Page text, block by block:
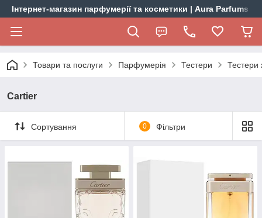
Інтернет-магазин парфумерії та косметики | Aura Parfums
Товари та послуги Парфумерія Тестери Тестери
Cartier
Сортування 0 Фільтри